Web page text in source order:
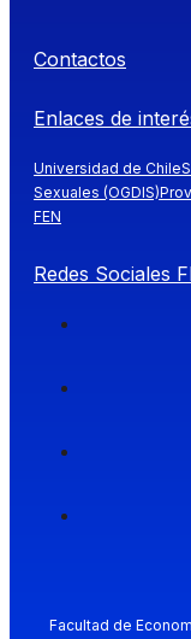
Contactos
Enlaces de
Universidad de Chile
Sexuales (OGDIS)
FEN
Redes Sociales
Facultad de